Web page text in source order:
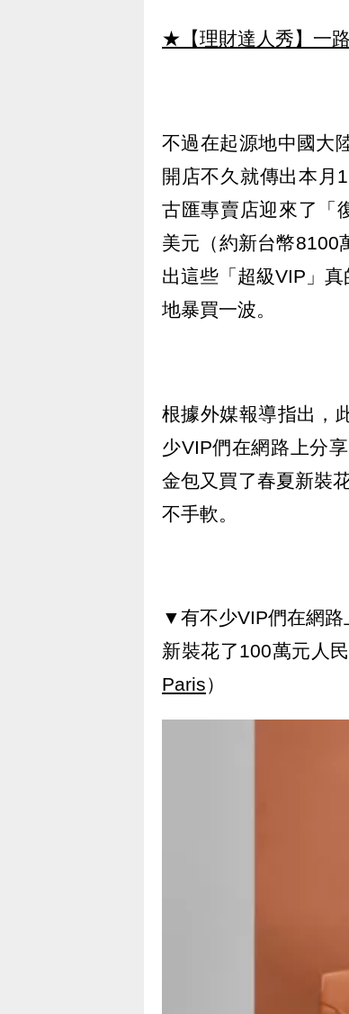
★【理財達人秀】一
不過在起源地中國大
開店不久就傳出本月
古匯專賣店迎來了「
美元（約新台幣8100
出這些「超級VIP」
地暴買一波。
根據外媒報導指出，
少VIP們在網路上分
金包又買了春夏新裝
不手軟。
▼有不少VIP們在網路
新裝花了100萬元人
Paris）